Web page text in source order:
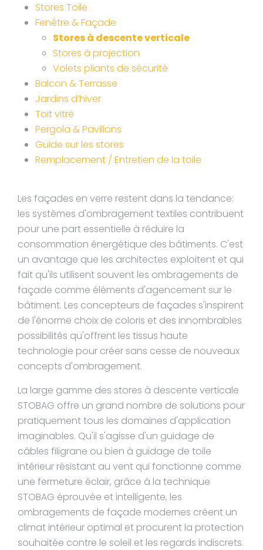
Stores Toile
Fenêtre & Façade
Stores à descente verticale
Stores à projection
Volets pliants de sécurité
Balcon & Terrasse
Jardins d’hiver
Toit vitré
Pergola & Pavillons
Guide sur les stores
Remplacement / Entretien de la toile
Les façades en verre restent dans la tendance:
les systèmes d'ombragement textiles contribuent
pour une part essentielle à réduire la
consommation énergétique des bâtiments. C'est
un avantage que les architectes exploitent et qui
fait qu'ils utilisent souvent les ombragements de
façade comme éléments d'agencement sur le
bâtiment. Les concepteurs de façades s'inspirent
de l'énorme choix de coloris et des innombrables
possibilités qu'offrent les tissus haute
technologie pour créer sans cesse de nouveaux
concepts d'ombragement.
La large gamme des stores à descente verticale
STOBAG offre un grand nombre de solutions pour
pratiquement tous les domaines d'application
imaginables. Qu'il s'agisse d'un guidage de
câbles filigrane ou bien à guidage de toile
intérieur résistant au vent qui fonctionne comme
une fermeture éclair, grâce à la technique
STOBAG éprouvée et intelligente, les
ombragements de façade modernes créent un
climat intérieur optimal et procurent la protection
souhaitée contre le soleil et les regards indiscrets.